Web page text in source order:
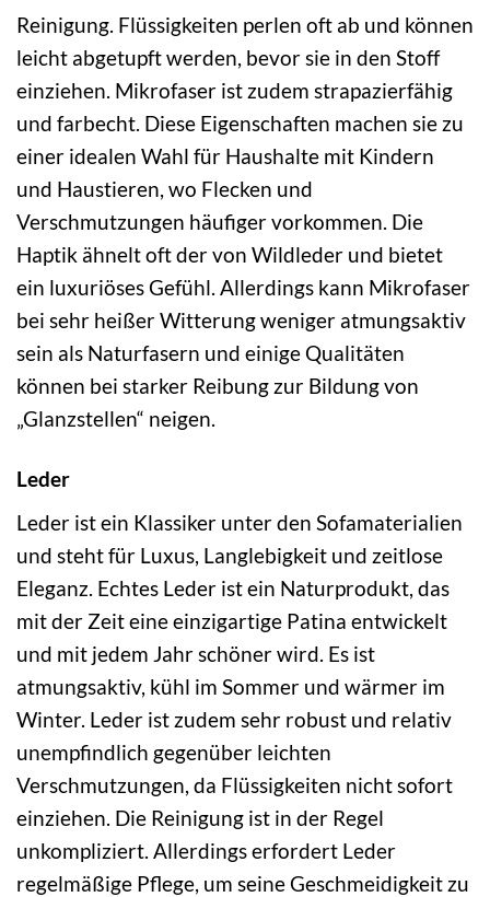
Reinigung. Flüssigkeiten perlen oft ab und können
leicht abgetupft werden, bevor sie in den Stoff
einziehen. Mikrofaser ist zudem strapazierfähig
und farbecht. Diese Eigenschaften machen sie zu
einer idealen Wahl für Haushalte mit Kindern
und Haustieren, wo Flecken und
Verschmutzungen häufiger vorkommen. Die
Haptik ähnelt oft der von Wildleder und bietet
ein luxuriöses Gefühl. Allerdings kann Mikrofaser
bei sehr heißer Witterung weniger atmungsaktiv
sein als Naturfasern und einige Qualitäten
können bei starker Reibung zur Bildung von
„Glanzstellen“ neigen.
Leder
Leder ist ein Klassiker unter den Sofamaterialien
und steht für Luxus, Langlebigkeit und zeitlose
Eleganz. Echtes Leder ist ein Naturprodukt, das
mit der Zeit eine einzigartige Patina entwickelt
und mit jedem Jahr schöner wird. Es ist
atmungsaktiv, kühl im Sommer und wärmer im
Winter. Leder ist zudem sehr robust und relativ
unempfindlich gegenüber leichten
Verschmutzungen, da Flüssigkeiten nicht sofort
einziehen. Die Reinigung ist in der Regel
unkompliziert. Allerdings erfordert Leder
regelmäßige Pflege, um seine Geschmeidigkeit zu